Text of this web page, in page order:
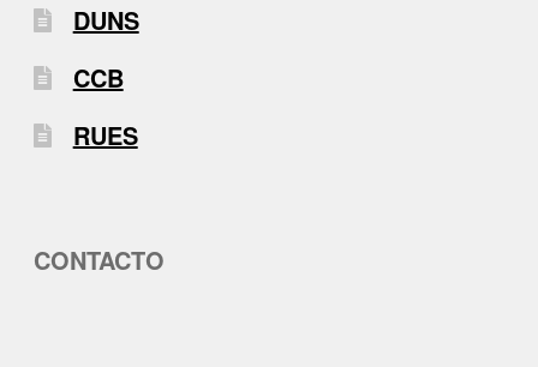
DUNS
CCB
RUES
CONTACTO